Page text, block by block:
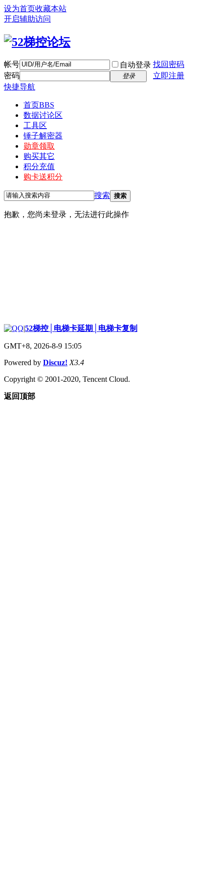
设为首页收藏本站
开启辅助访问
帐号 自动登录 找回密码
密码
登录
立即注册
快捷导航
首页BBS
数据讨论区
工具区
锤子解密器
勋章领取
购买其它
积分充值
购卡送积分
搜索 搜索
抱歉，您尚未登录，无法进行此操作
|52梯控│电梯卡延期│电梯卡复制
GMT+8, 2026-8-9 15:05
Powered by Discuz! X3.4
Copyright © 2001-2020, Tencent Cloud.
返回顶部